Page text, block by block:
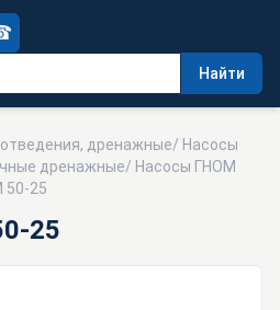
Найти
дренажные/ Насосы
дренажные/ Насосы ГНОМ
50-25
25